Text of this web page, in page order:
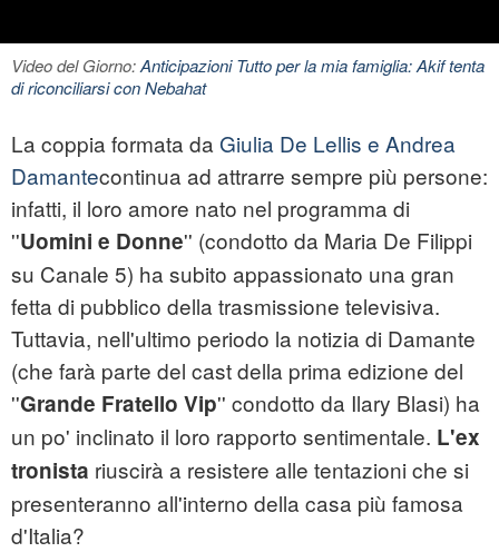
Video del Giorno:Anticipazioni Tutto per la mia famiglia: Akif tenta
di riconciliarsi con Nebahat
La coppia formata da Giulia De Lellis e Andrea
Damantecontinua ad attrarre sempre più persone:
infatti, il loro amore nato nel programma di
''Uomini e Donne'' (condotto da Maria De Filippi
su Canale 5) ha subito appassionato una gran
fetta di pubblico della trasmissione televisiva.
Tuttavia, nell'ultimo periodo la notizia di Damante
(che farà parte del cast della prima edizione del
''Grande Fratello Vip'' condotto da Ilary Blasi) ha
un po' inclinato il loro rapporto sentimentale. L'ex
tronista riuscirà a resistere alle tentazioni che si
presenteranno all'interno della casa più famosa
d'Italia?